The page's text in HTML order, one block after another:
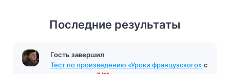
Последние результаты
Гость завершил
Тест по произведению «Уроки французского» с